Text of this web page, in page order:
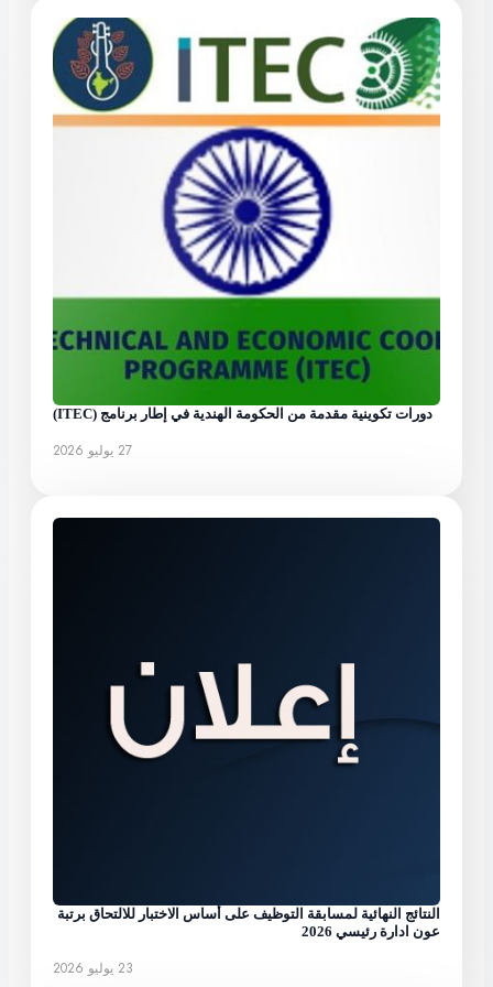
دورات تكوينية مقدمة من الحكومة الهندية في إطار برنامج (ITEC)
27 يوليو 2026
النتائج النهائية لمسابقة التوظيف على أساس الاختبار للالتحاق برتبة
عون ادارة رئيسي 2026
23 يوليو 2026